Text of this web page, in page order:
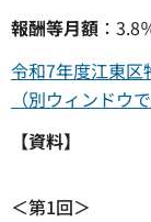
報酬等月額 ：3.8
令和7年度江東区
（別ウィンドウ
【資料】
＜第1回＞